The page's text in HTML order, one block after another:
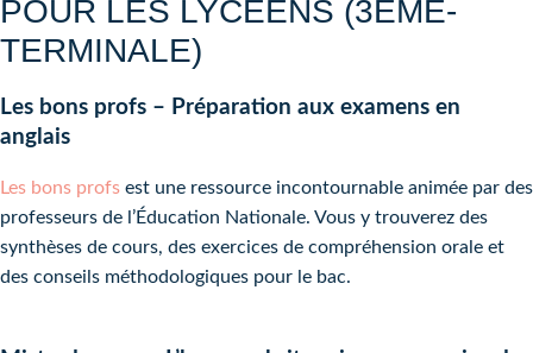
POUR LES LYCÉENS (3ÈME-
TERMINALE)
Les bons profs – Préparation aux examens en
anglais
Les bons profs est une ressource incontournable animée par des
professeurs de l’Éducation Nationale. Vous y trouverez des
synthèses de cours, des exercices de compréhension orale et
des conseils méthodologiques pour le bac.